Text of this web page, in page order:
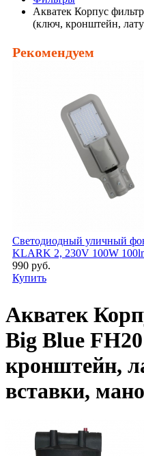
Акватек Корпус
(ключ, кронштейн,
Рекомендуем
Светодиодный уличный
KLARK 2, 230V 100W
990 руб.
Купить
Акватек
Big Blue
кронштейн,
вставки,